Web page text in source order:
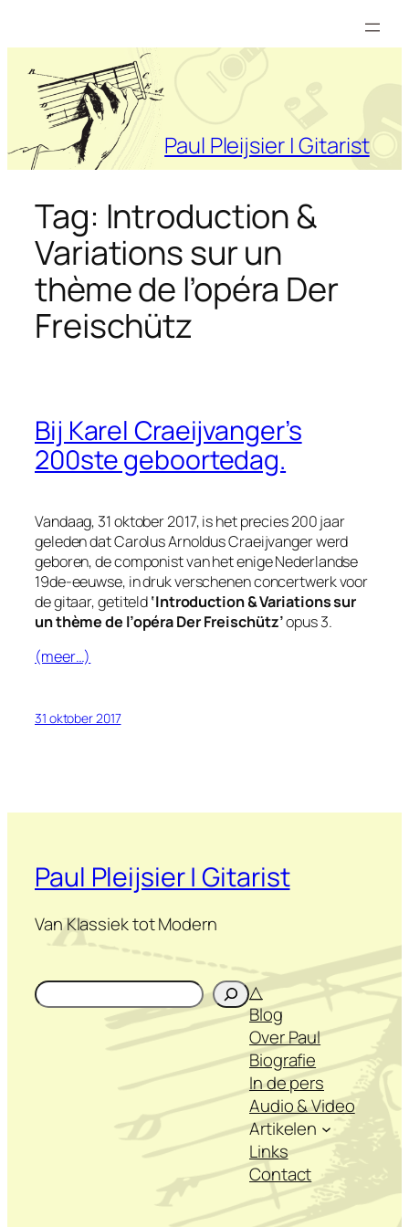
inhoud
Paul Pleijsier | Gitarist
Tag: Introduction &
Variations sur un
thème de l’opéra Der
Freischütz
Bij Karel Craeijvanger’s
200ste geboortedag.
Vandaag, 31 oktober 2017, is het precies 200 jaar
geleden dat Carolus Arnoldus Craeijvanger werd
geboren, de componist van het enige Nederlandse
19de-eeuwse, in druk verschenen concertwerk voor
de gitaar, getiteld‘Introduction & Variations sur
un thème de l’opéra Der Freischütz’opus 3.
(meer…)
31 oktober 2017
Paul Pleijsier | Gitarist
Van Klassiek tot Modern
Zoeken
△
Blog
Over Paul
Biografie
In de pers
Audio & Video
Artikelen
Links
Contact